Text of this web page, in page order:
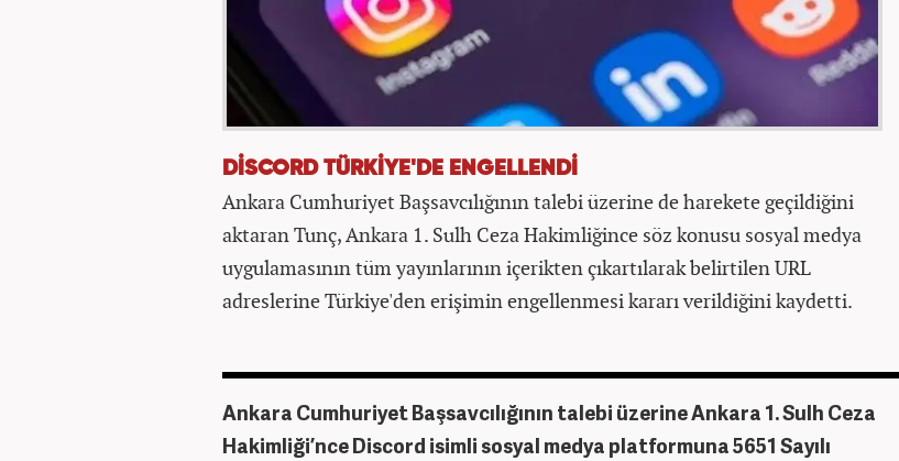
DİSCORD TÜRKİYE'DE ENGELLENDİ
Ankara Cumhuriyet Başsavcılığının talebi üzerine de harekete geçildiğini
aktaran Tunç, Ankara 1. Sulh Ceza Hakimliğince söz konusu sosyal medya
uygulamasının tüm yayınlarının içerikten çıkartılarak belirtilen URL
adreslerine Türkiye'den erişimin engellenmesi kararı verildiğini kaydetti.
Ankara Cumhuriyet Başsavcılığının talebi üzerine Ankara 1. Sulh Ceza
Hakimliği’nce Discord isimli sosyal medya platformuna 5651 Sayılı